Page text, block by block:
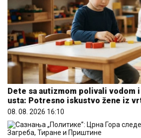
Dete sa autizmom polivali vodom i
usta: Potresno iskustvo žene iz
08. 08. 2026 16:10